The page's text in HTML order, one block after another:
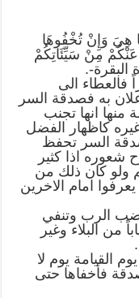
هِيَ وَإِنْ تُخْفُوهَا
عَنْكُمْ مِنْ سَيِّئَاتِكُمْ
فالعطاء الى
به فصدقة السر
انها تجنب
كاظهار الفضل
السر تحفظ
شعوره اذا كثير
ولو كان ذلك من
امام الاخرين
الرب وتنفي
من البلاء وغير
القيامة يوم لا
فأخفاها حتى